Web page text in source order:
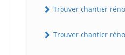
Trouver chantier
Trouver chantier